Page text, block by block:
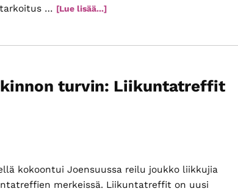
… [Lue lisää...]tietoaToiminnanjohtaja
Eläkeläisten
turvin: Liikuntatreffit
kokoontui Joensuussa reilu joukko liikkujia
merkeissä. Liikuntatreffit on uusi